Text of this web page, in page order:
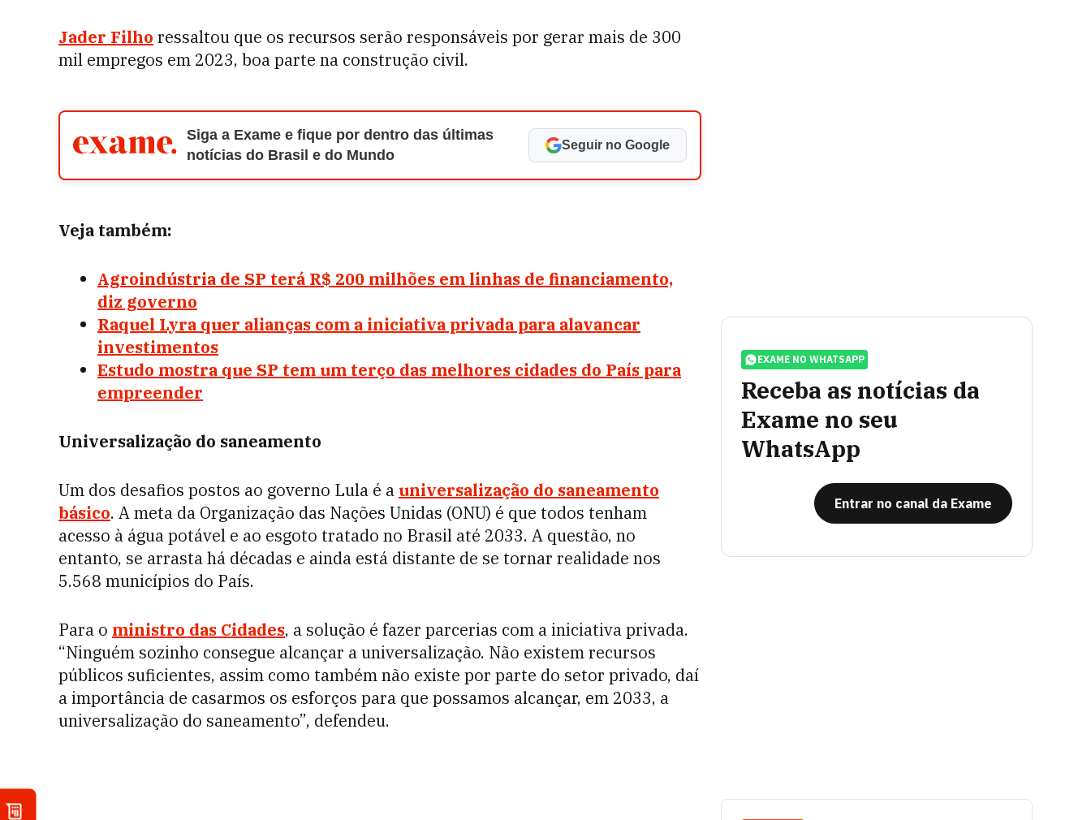
Jader Filho ressaltou que os recursos serão responsáveis por gerar mais de 300
mil empregos em 2023, boa parte na construção civil.
Siga a Exame e fique por dentro das últimas
notícias do Brasil e do Mundo
Seguir no Google
Veja também:
Agroindústria de SP terá R$ 200 milhões em linhas de financiamento,
diz governo
Raquel Lyra quer alianças com a iniciativa privada para alavancar
investimentos
Estudo mostra que SP tem um terço das melhores cidades do País para
empreender
Universalização do saneamento
Um dos desafios postos ao governo Lula é auniversalização do saneamento
básico. A meta da Organização das Nações Unidas (ONU) é que todos tenham
acesso à água potável e ao esgoto tratado no Brasil até 2033. A questão, no
entanto, se arrasta há décadas e ainda está distante de se tornar realidade nos
5.568 municípios do País.
Para o ministro das Cidades, a solução é fazer parcerias com a iniciativa privada.
“Ninguém sozinho consegue alcançar a universalização. Não existem recursos
públicos suficientes, assim como também não existe por parte do setor privado, daí
a importância de casarmos os esforços para que possamos alcançar, em 2033, a
universalização do saneamento”, defendeu.
EXAME NO WHATSAPP
Receba as notícias da
Exame no seu
WhatsApp
Entrar no canal da Exame